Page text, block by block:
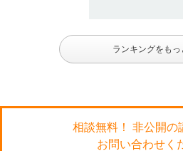
ランキングをもっ
相談無料！ 非公開の
お問い合わせく